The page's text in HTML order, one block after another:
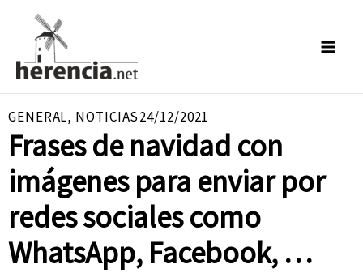
contenido
GENERAL, NOTICIAS24/12/2021
Frases de navidad con
imágenes para enviar por
redes sociales como
WhatsApp, Facebook, …